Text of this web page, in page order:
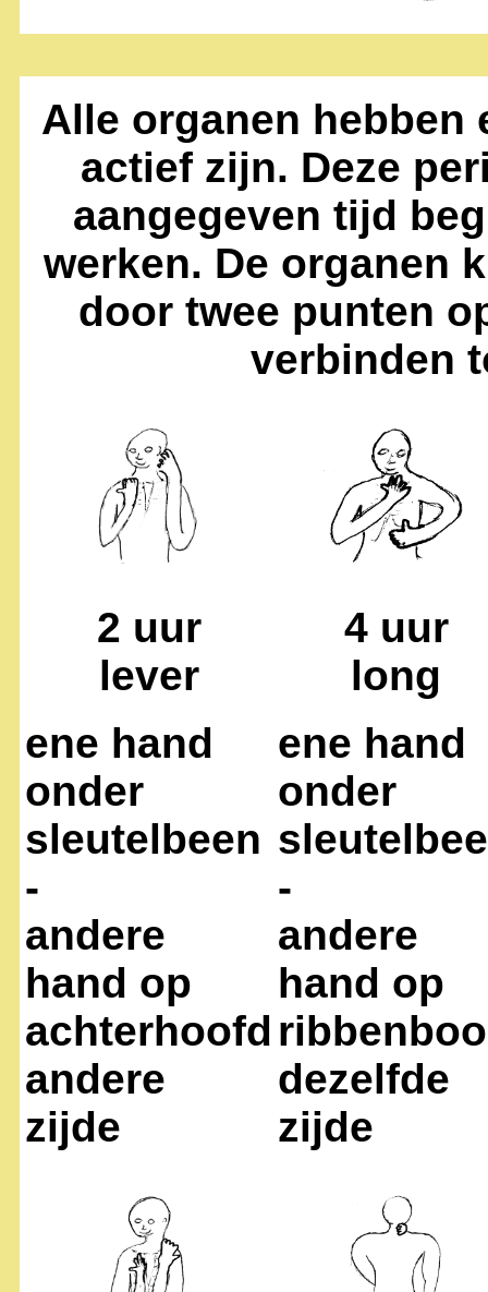
Alle organen hebben
actief zijn. Deze
aangegeven tijd
werken. De organen
door twee punten
verbinden
2 uur
lever
ene hand
onder
sleutelbeen
-
andere
hand op
achterhoofd
andere
zijde
4 uur
long
ene hand
onder
-
andere
hand op
dezelfde
zijde